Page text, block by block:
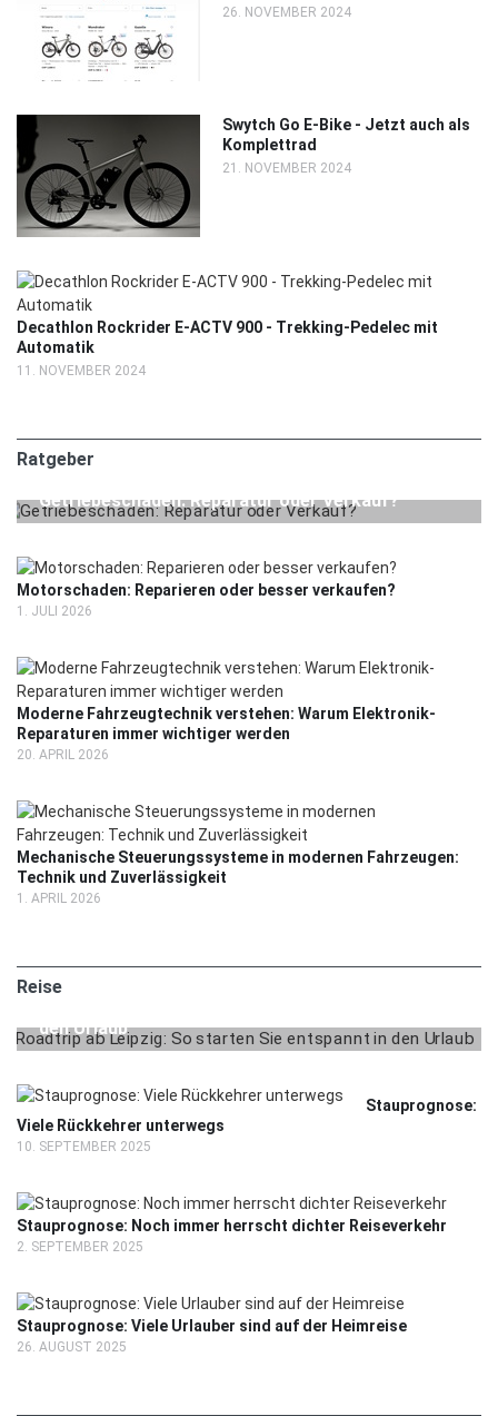
26. NOVEMBER 2024
Swytch Go E-Bike - Jetzt auch als
Komplettrad
21. NOVEMBER 2024
Decathlon Rockrider E-ACTV 900 - Trekking-Pedelec mit
Automatik
11. NOVEMBER 2024
Ratgeber
RATGEBER
Getriebeschaden: Reparatur oder Verkauf?
Motorschaden: Reparieren oder besser verkaufen?
1. JULI 2026
Moderne Fahrzeugtechnik verstehen: Warum Elektronik-
Reparaturen immer wichtiger werden
20. APRIL 2026
Mechanische Steuerungssysteme in modernen Fahrzeugen:
Technik und Zuverlässigkeit
1. APRIL 2026
Reise
REISE 2. MAI 2025
den Urlaub
Stauprognose:
Viele Rückkehrer unterwegs
10. SEPTEMBER 2025
Stauprognose: Noch immer herrscht dichter Reiseverkehr
2. SEPTEMBER 2025
Stauprognose: Viele Urlauber sind auf der Heimreise
26. AUGUST 2025